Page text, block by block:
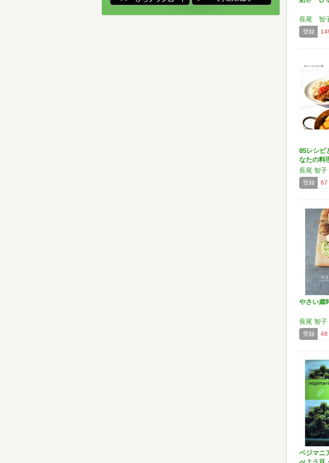
長尾 智
登録
85レシ
なたの料
ん…
長尾 智子
登録 67
やさい歳
長尾 智子
登録 48
ベジマニ